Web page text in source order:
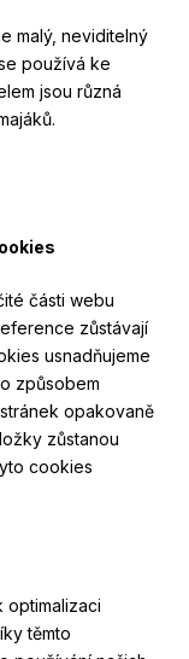
malý, neviditelný
používá ke
jsou různá
části webu
zůstávají
usnadňujeme
způsobem
opakovaně
zůstanou
cookies
optimalizaci
těmto